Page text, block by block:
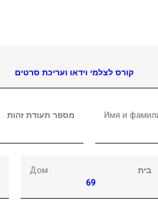
קורס לצלמי וידאו ועריכת סרטים
מספר תעודת זהות
Имя и
Дом
בית
69